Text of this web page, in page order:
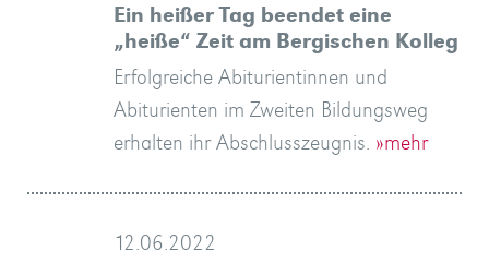
Ein heißer Tag beendet eine
„heiße“ Zeit am Bergischen Kolleg
Erfolgreiche Abiturientinnen und
Abiturienten im Zweiten Bildungsweg
erhalten ihr Abschlusszeugnis. »mehr
12.06.2022